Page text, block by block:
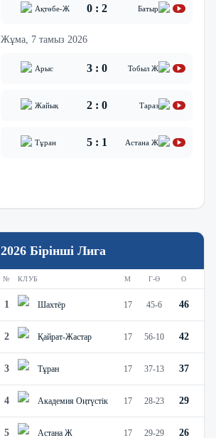
Ақтөбе-Ж 0: 2 Батыр
Жұма, 7 тамыз 2026
Арыс 3: 0 Тобыл Ж
Жайық 2: 0 Тараз
Тұран 5: 1 Астана Ж
2026 Бірінші Лига
№ КЛУБ М Г-Ө О
1 Шахтёр 17 45-6 46
2 Қайрат-Жастар 17 56-10 42
3 Тұран 17 37-13 37
4 Академия Оңтүстік 17 28-23 29
5 Астана Ж 17 29-29 26